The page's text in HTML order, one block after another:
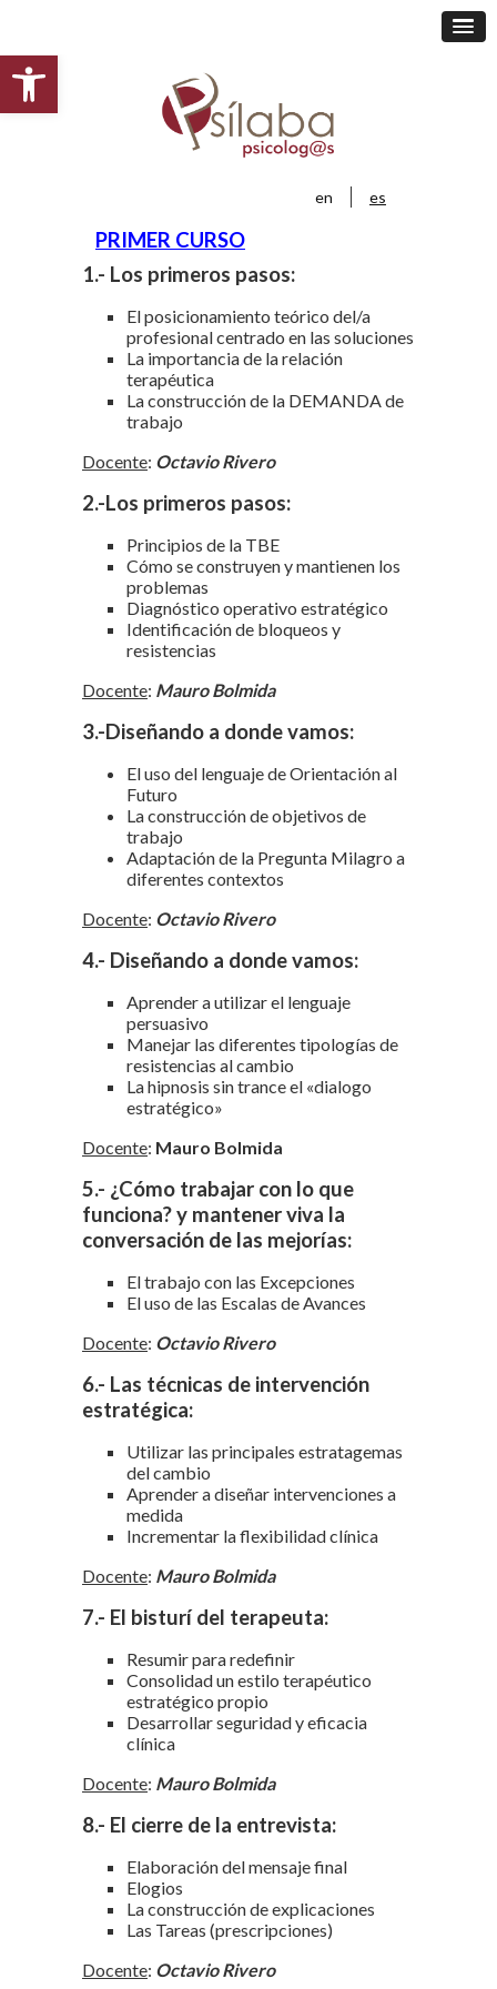
Abrir barra de herramientas
en es
PRIMER CURSO
1.- Los primeros pasos:
El posicionamiento teórico del/a
profesional centrado en las soluciones
La importancia de la relación
terapéutica
La construcción de la DEMANDA de
trabajo
Docente: Octavio Rivero
2.-Los primeros pasos:
Principios de la TBE
Cómo se construyen y mantienen los
problemas
Diagnóstico operativo estratégico
Identificación de bloqueos y
resistencias
Docente: Mauro Bolmida
3.-Diseñando a donde vamos:
El uso del lenguaje de Orientación al
Futuro
La construcción de objetivos de
trabajo
Adaptación de la Pregunta Milagro a
diferentes contextos
Docente: Octavio Rivero
4.- Diseñando a donde vamos:
Aprender a utilizar el lenguaje
persuasivo
Manejar las diferentes tipologías de
resistencias al cambio
La hipnosis sin trance el «dialogo
estratégico»
Docente: Mauro Bolmida
5.- ¿Cómo trabajar con lo que
funciona? y mantener viva la
conversación de las mejorías:
El trabajo con las Excepciones
El uso de las Escalas de Avances
Docente: Octavio Rivero
6.- Las técnicas de intervención
estratégica:
Utilizar las principales estratagemas
del cambio
Aprender a diseñar intervenciones a
medida
Incrementar la flexibilidad clínica
Docente: Mauro Bolmida
7.- El bisturí del terapeuta:
Resumir para redefinir
Consolidad un estilo terapéutico
estratégico propio
Desarrollar seguridad y eficacia
clínica
Docente: Mauro Bolmida
8.- El cierre de la entrevista:
Elaboración del mensaje final
Elogios
La construcción de explicaciones
Las Tareas (prescripciones)
Docente: Octavio Rivero